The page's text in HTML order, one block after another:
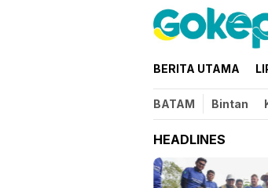
BERITA UTAMA
BATAM Bintan
HEADLINES